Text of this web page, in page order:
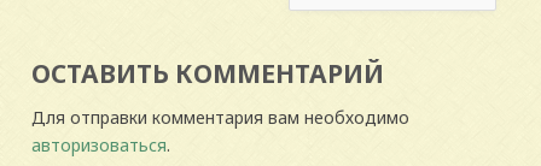
ОСТАВИТЬ КОММЕНТАРИЙ
Для отправки комментария вам необходимо
авторизоваться.